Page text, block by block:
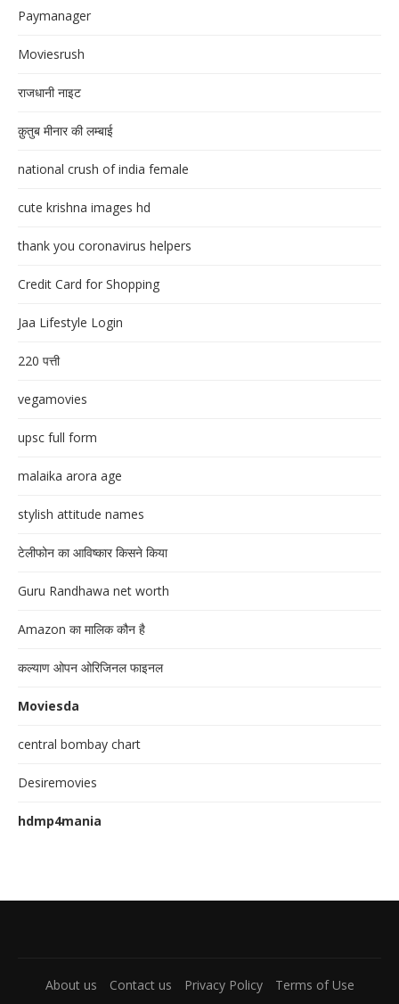
Paymanager
Moviesrush
राजधानी नाइट
क़ुतुब मीनार की लम्बाई
national crush of india female
cute krishna images hd
thank you coronavirus helpers
Credit Card for Shopping
Jaa Lifestyle Login
220 पत्ती
vegamovies
upsc full form
malaika arora age
stylish attitude names
टेलीफोन का आविष्कार किसने किया
Guru Randhawa net worth
Amazon का मालिक कौन है
कल्याण ओपन ओरिजिनल फाइनल
Moviesda
central bombay chart
Desiremovies
hdmp4mania
About us Contact us Privacy Policy Terms of Use